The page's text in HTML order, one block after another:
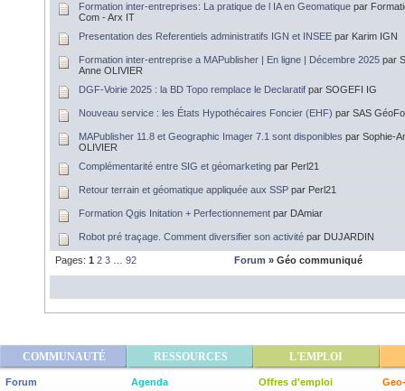
Formation inter-entreprises: La pratique de l IA en Geomatique par
Com - Arx IT
Presentation des Referentiels administratifs IGN et INSEE par Karim IGN
Formation inter-entreprise a MAPublisher | En ligne | Décembre 2025 par
Anne OLIVIER
DGF-Voirie 2025 : la BD Topo remplace le Declaratif par SOGEFI IG
Nouveau service : les États Hypothécaires Foncier (EHF) par SAS
MAPublisher 11.8 et Geographic Imager 7.1 sont disponibles par Sophie-
OLIVIER
Complémentarité entre SIG et géomarketing par Perl21
Retour terrain et géomatique appliquée aux SSP par Perl21
Formation Qgis Initation + Perfectionnement par DAmiar
Robot pré traçage. Comment diversifier son activité par DUJARDIN
Pages: 1 2 3 92 Forum » Géo communiqué
COMMUNAUTÉ RESSOURCES L'EMPLOI
Forum
Agenda
Offres d'emploi